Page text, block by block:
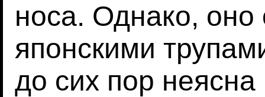
носа. Однако,
японскими
до сих пор неясна